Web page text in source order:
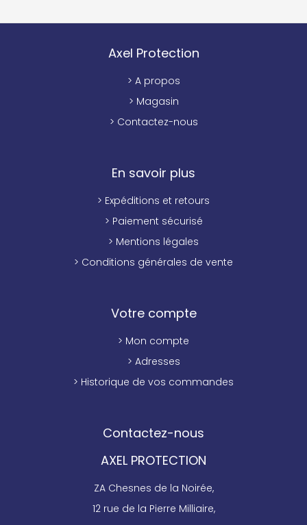
Axel Protection
> A propos
> Magasin
> Contactez-nous
En savoir plus
> Expéditions et retours
> Paiement sécurisé
> Mentions légales
> Conditions générales de vente
Votre compte
> Mon compte
> Adresses
> Historique de vos commandes
Contactez-nous
AXEL PROTECTION
ZA Chesnes de la Noirée,
12 rue de la Pierre Milliaire,